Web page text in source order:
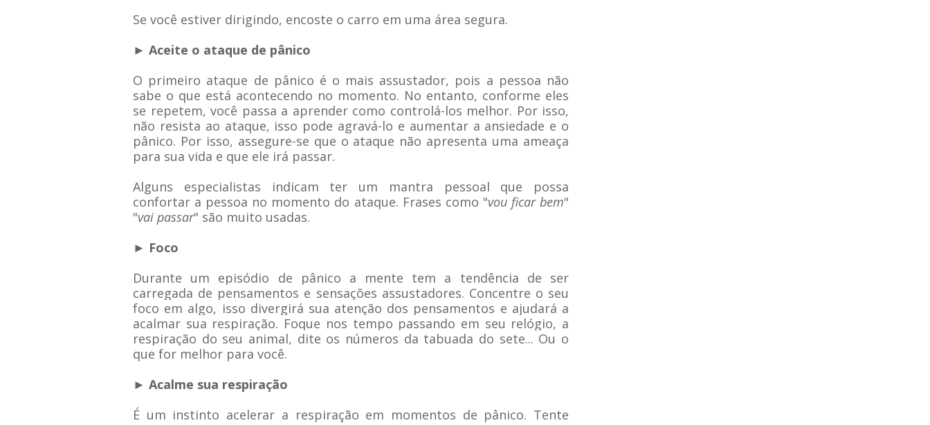
Se você estiver dirigindo, encoste o carro em uma área segura.
► Aceite o ataque de pânico
O primeiro ataque de pânico é o mais assustador, pois a pessoa não
sabe o que está acontecendo no momento. No entanto, conforme eles
se repetem, você passa a aprender como controlá-los melhor. Por isso,
não resista ao ataque, isso pode agravá-lo e aumentar a ansiedade e o
pânico. Por isso, assegure-se que o ataque não apresenta uma ameaça
para sua vida e que ele irá passar.
Alguns especialistas indicam ter um mantra pessoal que possa
confortar a pessoa no momento do ataque. Frases como "vou ficar bem"
"vai passar" são muito usadas.
► Foco
Durante um episódio de pânico a mente tem a tendência de ser
carregada de pensamentos e sensações assustadores. Concentre o seu
foco em algo, isso divergirá sua atenção dos pensamentos e ajudará a
acalmar sua respiração. Foque nos tempo passando em seu relógio, a
respiração do seu animal, dite os números da tabuada do sete... Ou o
que for melhor para você.
► Acalme sua respiração
É um instinto acelerar a respiração em momentos de pânico. Tente